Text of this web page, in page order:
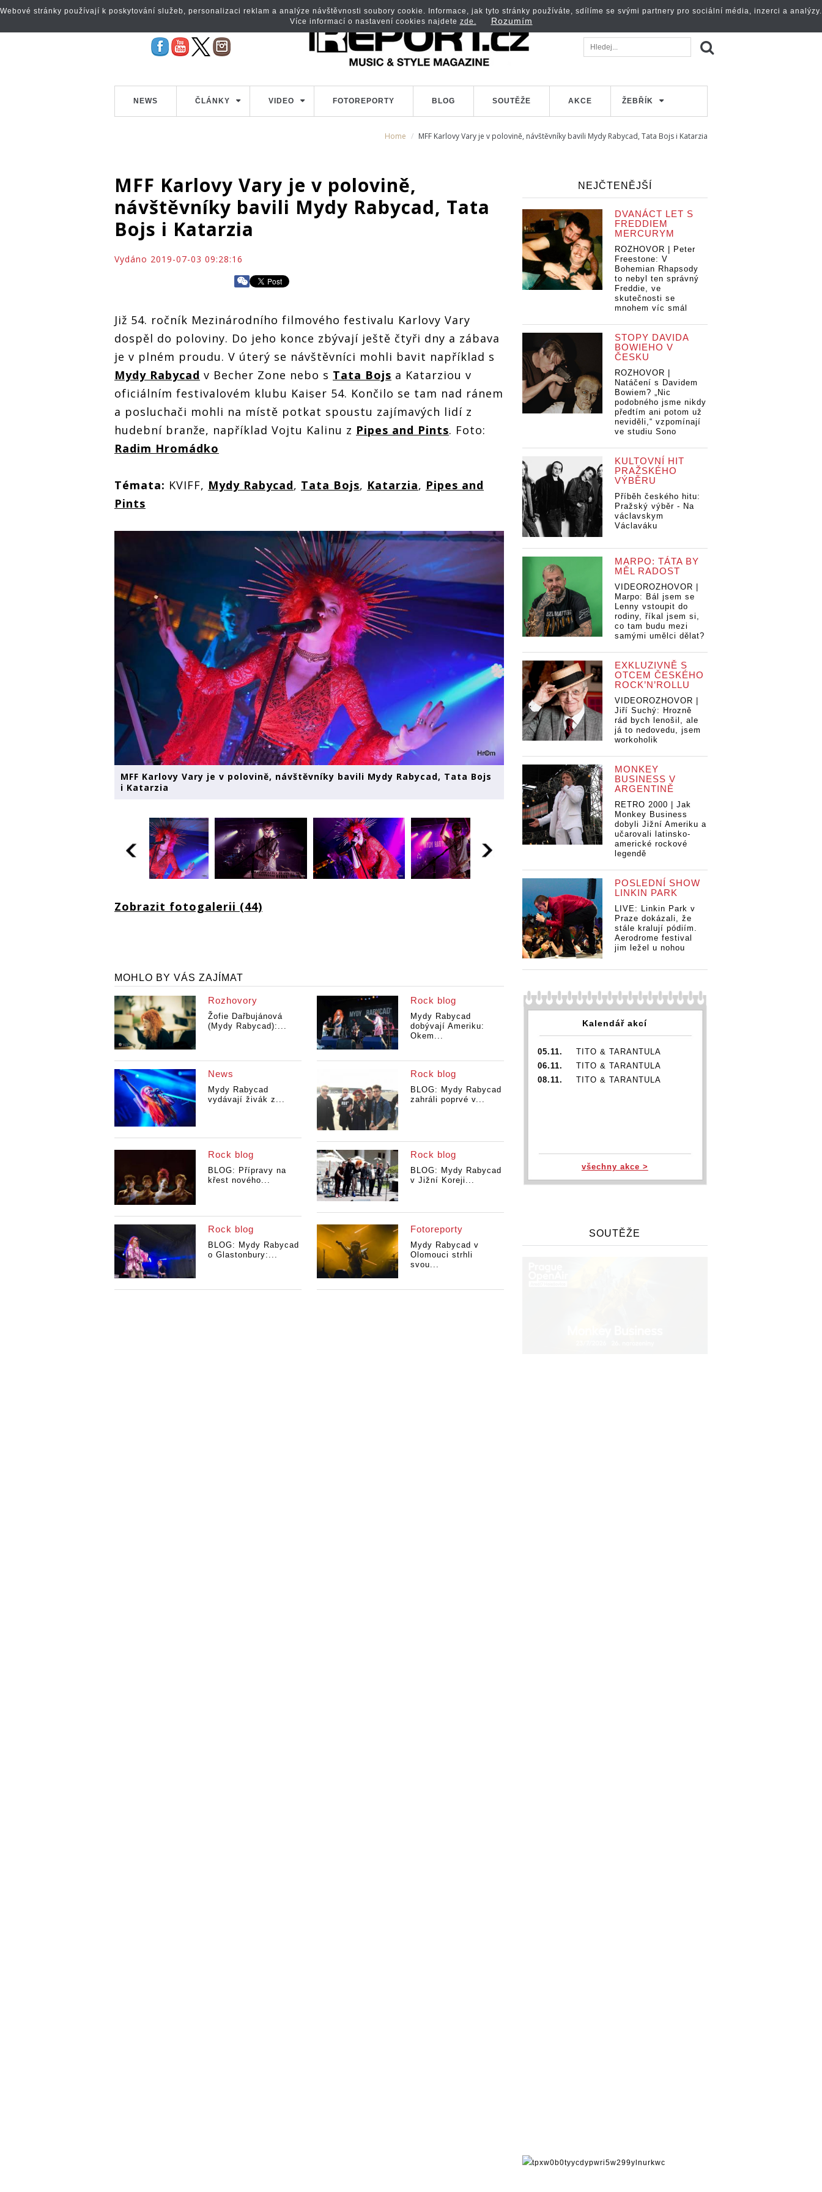
NEWS ČLÁNKY VIDEO FOTOREPORTY BLOG SOUTĚŽE AKCE ŽEBŘÍK
Home MFF Karlovy Vary je v polovině, návštěvníky bavili Mydy Rabycad, Tata Bojs i Katarzia
MFF Karlovy Vary je v polovině,
návštěvníky bavili Mydy Rabycad, Tata
Bojs i Katarzia
Vydáno 2019-07-03 09:28:16
Již 54. ročník Mezinárodního filmového festivalu Karlovy Vary
dospěl do poloviny. Do jeho konce zbývají ještě čtyři dny a zábava
je v plném proudu. V úterý se návštěvníci mohli bavit například s
Mydy Rabycad v Becher Zone nebo s Tata Bojs a Katarziou v
oficiálním festivalovém klubu Kaiser 54. Končilo se tam nad ránem
a posluchači mohli na místě potkat spoustu zajímavých lidí z
hudební branže, například Vojtu Kalinu z Pipes and Pints. Foto:
Radim Hromádko
Témata: KVIFF, Mydy Rabycad, Tata Bojs, Katarzia, Pipes and
Pints
MFF Karlovy Vary je v polovině, návštěvníky bavili Mydy Rabycad, Tata Bojs
i Katarzia
Zobrazit fotogalerii (44)
MOHLO BY VÁS ZAJÍMAT
Rozhovory
Žofie Dařbujánová
(Mydy Rabycad):...
Rock blog
Mydy Rabycad
dobývají Ameriku:
Okem...
News
Mydy Rabycad
vydávají živák z...
Rock blog
BLOG: Mydy Rabycad
zahráli poprvé v...
Rock blog
BLOG: Přípravy na
křest nového...
Rock blog
BLOG: Mydy Rabycad
v Jižní Koreji...
Rock blog
BLOG: Mydy Rabycad
o Glastonbury:...
Fotoreporty
Mydy Rabycad v
Olomouci strhli
svou...
NEJČTENĚJŠÍ
DVANÁCT LET S
FREDDIEM
MERCURYM
ROZHOVOR | Peter
Freestone: V
Bohemian Rhapsody
to nebyl ten správný
Freddie, ve
skutečnosti se
mnohem víc smál
STOPY DAVIDA
BOWIEHO V
ČESKU
ROZHOVOR |
Natáčení s Davidem
Bowiem? „Nic
podobného jsme nikdy
předtím ani potom už
neviděli,“ vzpomínají
ve studiu Sono
KULTOVNÍ HIT
PRAŽSKÉHO
VÝBĚRU
Příběh českého hitu:
Pražský výběr - Na
václavskym
Václaváku
MARPO: TÁTA BY
MĚL RADOST
VIDEOROZHOVOR |
Marpo: Bál jsem se
Lenny vstoupit do
rodiny, říkal jsem si,
co tam budu mezi
samými umělci dělat?
EXKLUZIVNĚ S
OTCEM ČESKÉHO
ROCK’N’ROLLU
VIDEOROZHOVOR |
Jiří Suchý: Hrozně
rád bych lenošil, ale
já to nedovedu, jsem
workoholik
MONKEY
BUSINESS V
ARGENTINĚ
RETRO 2000 | Jak
Monkey Business
dobyli Jižní Ameriku a
učarovali latinsko-
americké rockové
legendě
POSLEDNÍ SHOW
LINKIN PARK
LIVE: Linkin Park v
Praze dokázali, že
stále kralují pódiím.
Aerodrome festival
jim ležel u nohou
Kalendář akcí
05.11.
TITO & TARANTULA
06.11.
TITO & TARANTULA
08.11.
TITO & TARANTULA
všechny akce >
SOUTĚŽE
Webové stránky používají k poskytování služeb, personalizaci reklam a analýze návštěvnosti soubory cookie. Informace, jak tyto stránky používáte, sdílíme se svými partnery pro sociální média, inzerci a analýzy.
Více informací o nastavení cookies najdete zde. Rozumím